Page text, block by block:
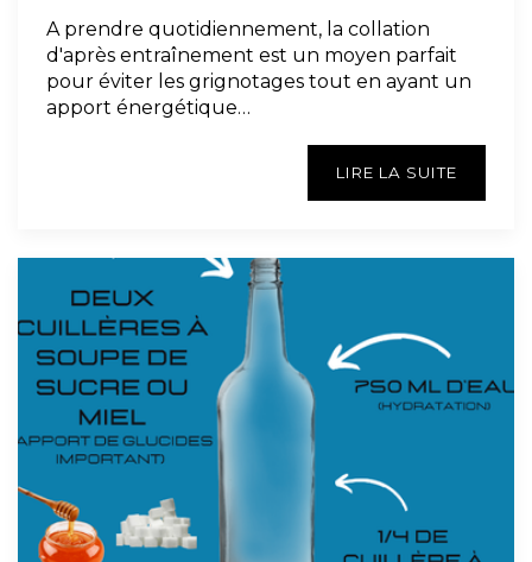
A prendre quotidiennement, la collation
d'après entraînement est un moyen parfait
pour éviter les grignotages tout en ayant un
apport énergétique…
LIRE LA SUITE